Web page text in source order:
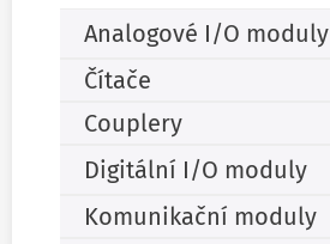
Analogové I/O moduly
Čítače
Couplery
Digitální I/O moduly
Komunikační moduly